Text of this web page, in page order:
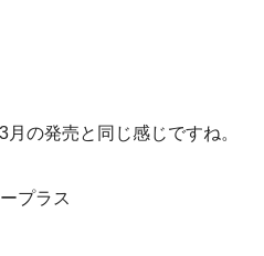
の発売と同じ感じですね。
プラス